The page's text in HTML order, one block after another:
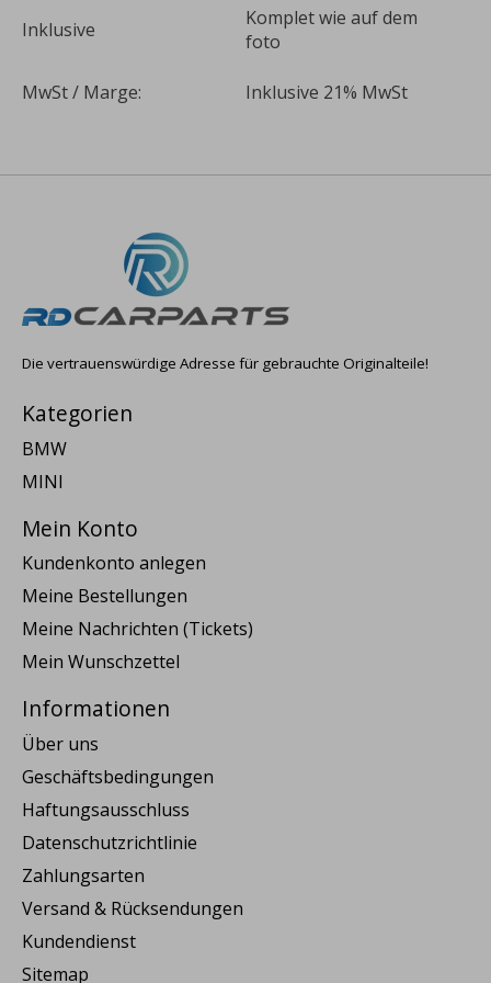
Inklusive
Komplet wie auf dem
foto
MwSt / Marge: Inklusive 21% MwSt
Die vertrauenswürdige Adresse für gebrauchte Originalteile!
Kategorien
BMW
MINI
Mein Konto
Kundenkonto anlegen
Meine Bestellungen
Meine Nachrichten (Tickets)
Mein Wunschzettel
Informationen
Über uns
Geschäftsbedingungen
Haftungsausschluss
Datenschutzrichtlinie
Zahlungsarten
Versand & Rücksendungen
Kundendienst
Sitemap